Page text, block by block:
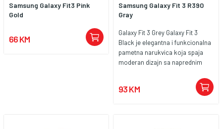
Samsung Galaxy Fit3 Pink
Gold
66 KM
Samsung Galaxy Fit 3 R390
Gray
Galaxy Fit 3 Grey Galaxy Fit 3
Black je elegantna i funkcionalna
pametna narukvica koja spaja
moderan dizajn sa naprednim
minimalističkim izgledom, ova
93 KM